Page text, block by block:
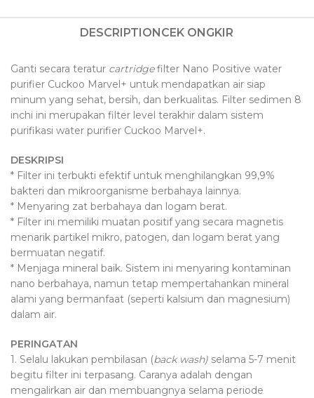
DESCRIPTIONCEK ONGKIR
Ganti secara teratur cartridgefilter Nano Positive water
purifier Cuckoo Marvel+ untuk mendapatkan air siap
minum yang sehat, bersih, dan berkualitas. Filter sedimen 8
inchi ini merupakan filter level terakhir dalam sistem
purifikasi water purifier Cuckoo Marvel+.
DESKRIPSI
* Filter ini terbukti efektif untuk menghilangkan 99,9%
bakteri dan mikroorganisme berbahaya lainnya.
* Menyaring zat berbahaya dan logam berat.
* Filter ini memiliki muatan positif yang secara magnetis
menarik partikel mikro, patogen, dan logam berat yang
bermuatan negatif.
* Menjaga mineral baik. Sistem ini menyaring kontaminan
nano berbahaya, namun tetap mempertahankan mineral
alami yang bermanfaat (seperti kalsium dan magnesium)
dalam air.
PERINGATAN
1. Selalu lakukan pembilasan (back wash) selama 5-7 menit
begitu filter ini terpasang. Caranya adalah dengan
mengalirkan air dan membuangnya selama periode